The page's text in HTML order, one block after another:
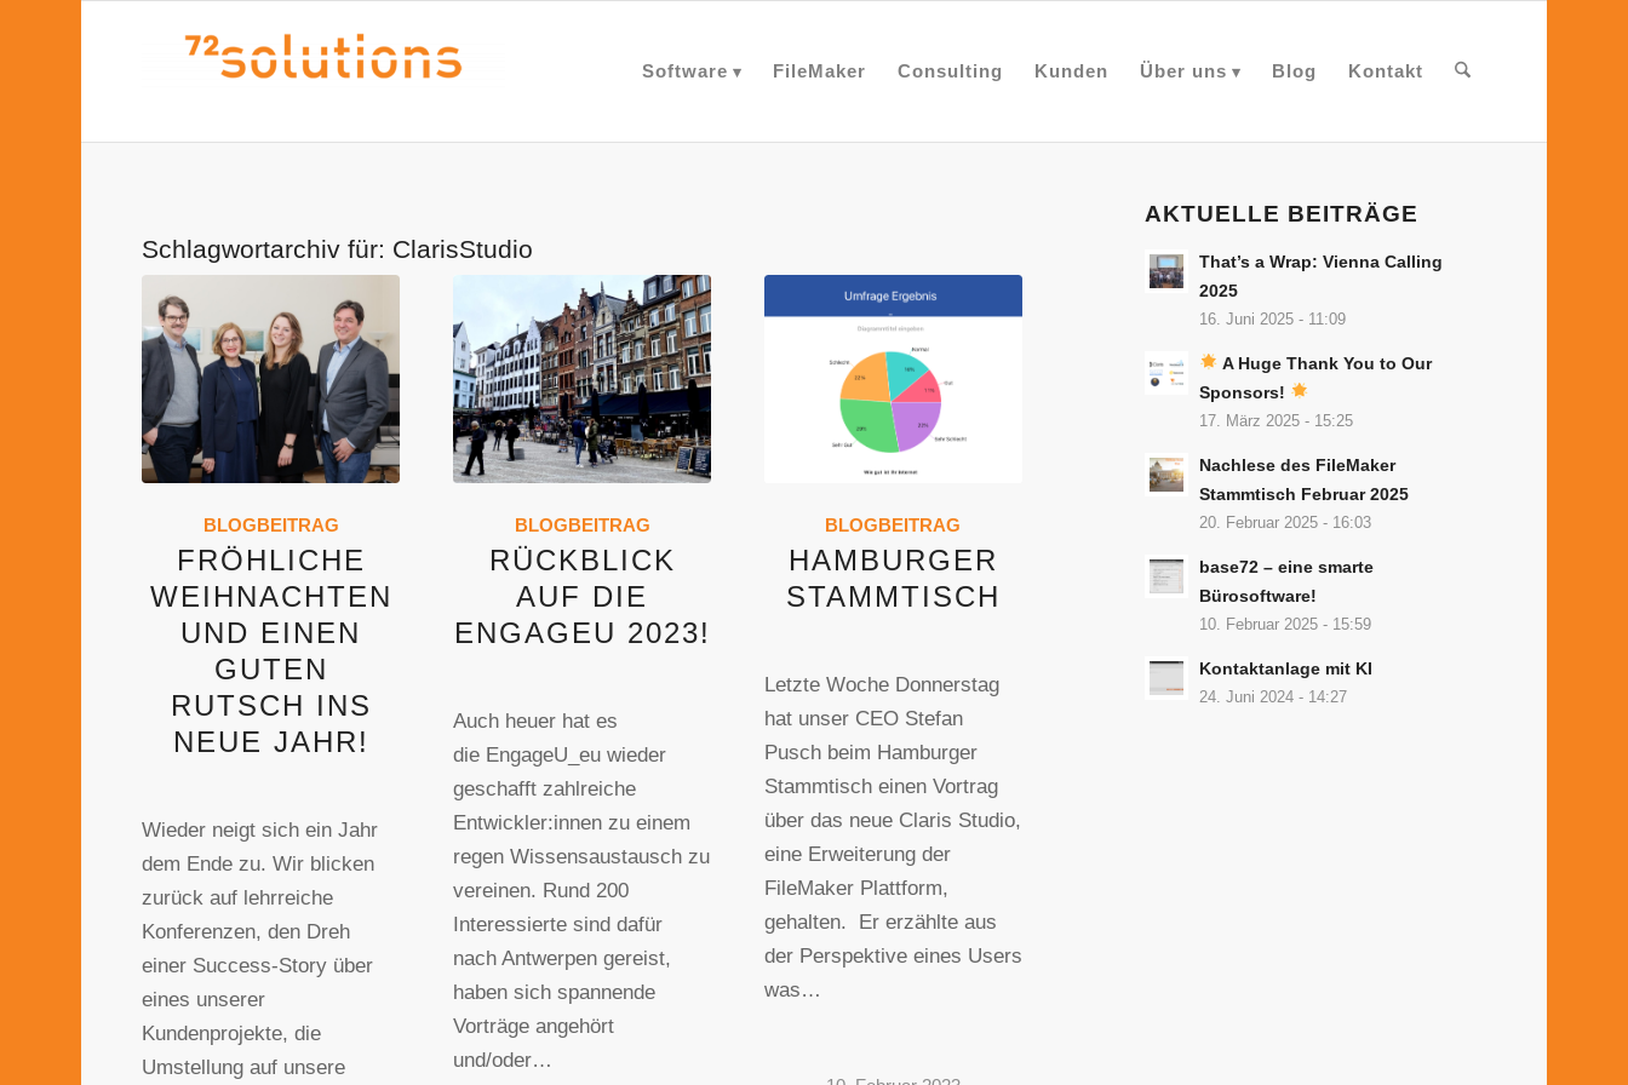
Software FileMaker Consulting Kunden Über uns Blog Kontakt
Schlagwortarchiv für: ClarisStudio
BLOGBEITRAG
FRÖHLICHE
WEIHNACHTEN
UND EINEN
GUTEN
RUTSCH INS
NEUE JAHR!
Wieder neigt sich ein Jahr
dem Ende zu. Wir blicken
zurück auf lehrreiche
Konferenzen, den Dreh
einer Success-Story über
eines unserer
Kundenprojekte, die
Umstellung auf unsere
BLOGBEITRAG
RÜCKBLICK
AUF DIE
ENGAGEU 2023!
Auch heuer hat es
die EngageU_eu wieder
geschafft zahlreiche
Entwickler:innen zu einem
regen Wissensaustausch zu
vereinen. Rund 200
Interessierte sind dafür
nach Antwerpen gereist,
haben sich spannende
Vorträge angehört
und/oder…
BLOGBEITRAG
HAMBURGER
STAMMTISCH
Letzte Woche Donnerstag
hat unser CEO Stefan
Pusch beim Hamburger
Stammtisch einen Vortrag
über das neue Claris Studio,
eine Erweiterung der
FileMaker Plattform,
gehalten. Er erzählte aus
der Perspektive eines Users
was…
AKTUELLE BEITRÄGE
That’s a Wrap: Vienna Calling
2025
16. Juni 2025 - 11:09
A Huge Thank You to Our
Sponsors!
17. März 2025 - 15:25
Nachlese des FileMaker
Stammtisch Februar 2025
20. Februar 2025 - 16:03
base72 – eine smarte
Bürosoftware!
10. Februar 2025 - 15:59
Kontaktanlage mit KI
24. Juni 2024 - 14:27